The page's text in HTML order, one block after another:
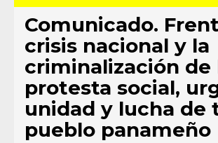
Comunicado.
crisis nacional y la
criminalización de
protesta social,
unidad y lucha de
pueblo panameño